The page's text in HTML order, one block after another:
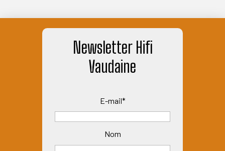
Newsletter Hifi
Vaudaine
E-mail*
Nom